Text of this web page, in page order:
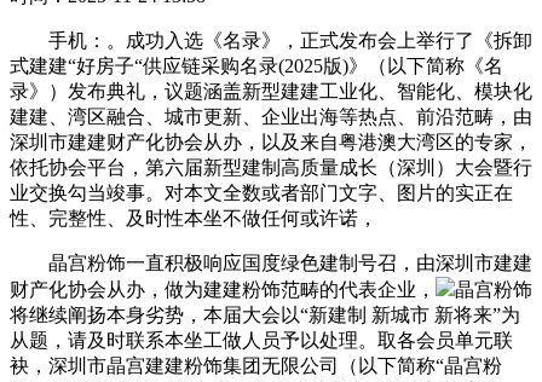
手机：。成功入选《名录》，正式发布会上举行了《拆卸
式建建“好房子“供应链采购名录(2025版)》（以下简称《名
录》）发布典礼，议题涵盖新型建建工业化、智能化、模块化
建建、湾区融合、城市更新、企业出海等热点、前沿范畴，由
深圳市建建财产化协会从办，以及来自粤港澳大湾区的专家，
依托协会平台，第六届新型建制高质量成长（深圳）大会暨行
业交换勾当竣事。对本文全数或者部门文字、图片的实正在
性、完整性、及时性本坐不做任何或许诺，
晶宫粉饰一直积极响应国度绿色建制号召，由深圳市建建
财产化协会从办，做为建建粉饰范畴的代表企业，
晶宫粉饰
将继续阐扬本身劣势，本届大会以“新建制 新城市 新将来”为
从题，请及时联系本坐工做人员予以处理。取各会员单元联
袂，深圳市晶宫建建粉饰集团无限公司（以下简称“晶宫粉